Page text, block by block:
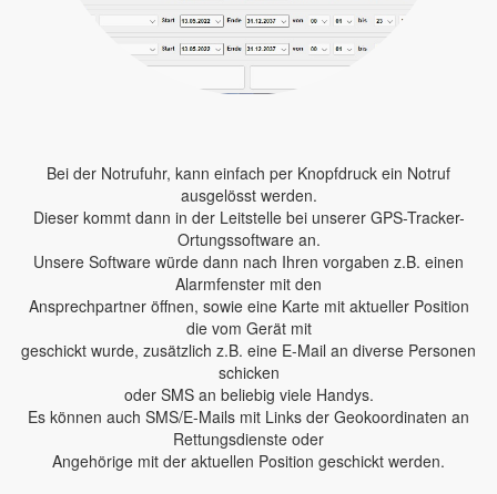
Bei der Notrufuhr, kann einfach per Knopfdruck ein Notruf
ausgelösst werden.
Dieser kommt dann in der Leitstelle bei unserer GPS-Tracker-
Ortungssoftware an.
Unsere Software würde dann nach Ihren vorgaben z.B. einen
Alarmfenster mit den
Ansprechpartner öffnen, sowie eine Karte mit aktueller Position
die vom Gerät mit
geschickt wurde, zusätzlich z.B. eine E-Mail an diverse Personen
schicken
oder SMS an beliebig viele Handys.
Es können auch SMS/E-Mails mit Links der Geokoordinaten an
Rettungsdienste oder
Angehörige mit der aktuellen Position geschickt werden.